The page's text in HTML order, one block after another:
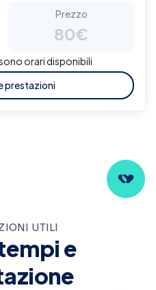
Prezzo
80€
orari disponibili
prestazioni
UTILI
e